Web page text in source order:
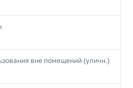
вне помещений (уличн.)